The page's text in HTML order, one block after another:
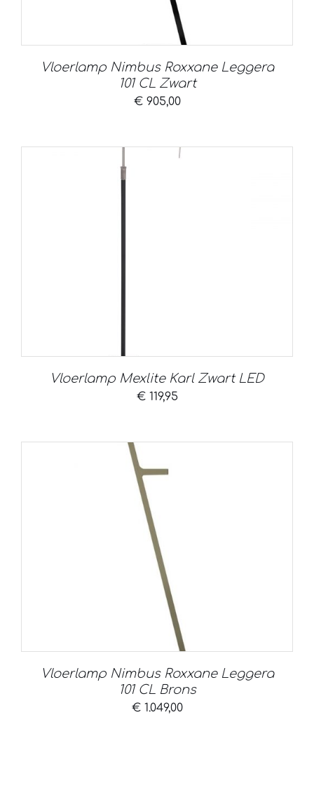
Vloerlamp Nimbus Roxxane Leggera
101 CL Zwart
€905,00
Vloerlamp Mexlite Karl Zwart LED
€119,95
Vloerlamp Nimbus Roxxane Leggera
101 CL Brons
€1.049,00